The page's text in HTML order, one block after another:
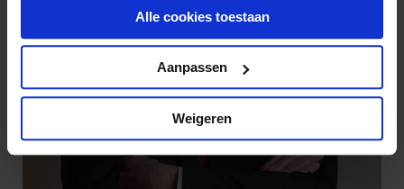
Alle cookies toestaan
Aanpassen
Weigeren